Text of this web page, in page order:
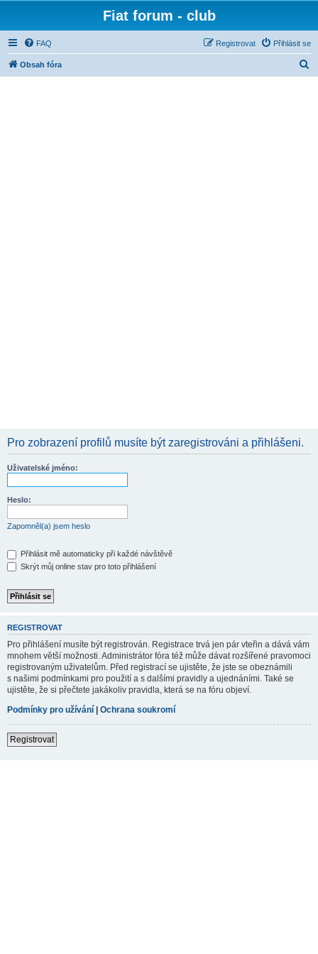
Fiat forum - club
FAQ Přihlásit se
Registrovat
Obsah fóra
Pro zobrazení profilů musíte být zaregistrováni a přihlášeni.
Uživatelské jméno:
Heslo:
Zapomněl(a) jsem heslo
Přihlásit mě automaticky při každé návštěvě
Skrýt můj online stav pro toto přihlášení
REGISTROVAT
Pro přihlášení musíte být registrován. Registrace trvá jen pár vteřin a dává vám
mnohem větší možnosti. Administrátor fóra též může dávat rozšířené pravomoci
registrovaným uživatelům. Před registrací se ujistěte, že jste se obeznámili
s našimi podmínkami pro použití a s dalšími pravidly a ujednáními. Také se
ujistěte, že si přečtete jakákoliv pravidla, která se na fóru objeví.
Podmínky pro užívání | Ochrana soukromí
Registrovat